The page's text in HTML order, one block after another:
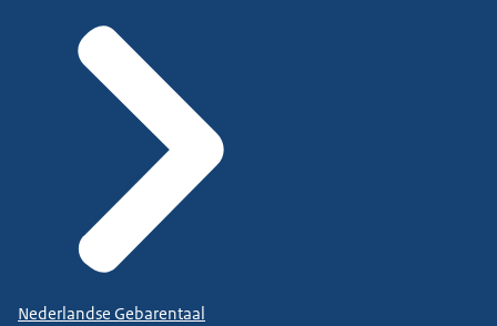
Nederlandse Gebarentaal